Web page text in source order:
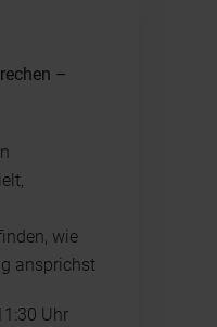
–
wie
ansprichst
Uhr